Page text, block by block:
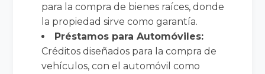
para la compra de bienes raíces, donde
la propiedad sirve como garantía.
Préstamos para Automóviles:
Créditos diseñados para la compra de
vehículos, con el automóvil como